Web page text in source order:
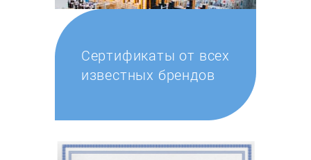
Сертификаты от всех
известных брендов